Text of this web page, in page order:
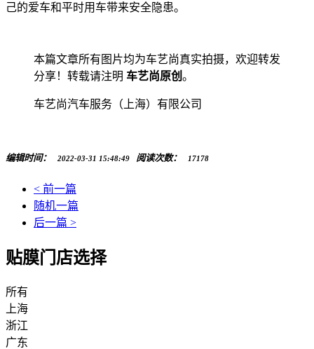
己的爱车和平时用车带来安全隐患。
本篇文章所有图片均为车艺尚真实拍摄，欢迎转发
分享！转载请注明 车艺尚原创 。
车艺尚汽车服务（上海）有限公司
编辑时间： 2022-03-31 15:48:49 阅读次数： 17178
< 前一篇
随机一篇
后一篇 >
贴膜门店选择
所有
上海
浙江
广东